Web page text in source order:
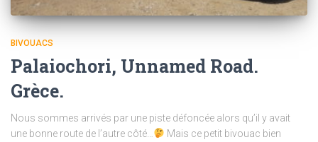
BIVOUACS
Palaiochori, Unnamed Road.
Grèce.
Nous sommes arrivés par une piste défoncée alors qu’il y avait
une bonne route de l’autre côté…
Mais ce petit bivouac bien